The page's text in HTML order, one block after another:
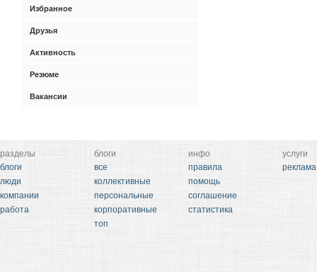
Избранное
Друзья
Активность
Резюме
Вакансии
разделы
блоги
люди
компании
работа
блоги
все
коллективные
персональные
корпоративные
топ
инфо
правила
помощь
соглашение
статистика
услуги
реклама